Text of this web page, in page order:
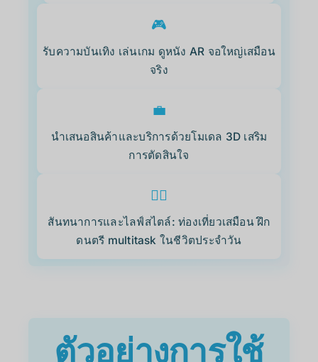
🎮
รับความบันเทิง เล่นเกม ดูหนัง AR จอใหญ่เสมือน
จริง
💼
นำเสนอสินค้าและบริการด้วยโมเดล 3D เสริม
การตัดสินใจ
🏃‍♂️
สันทนาการและไลฟ์สไตล์: ท่องเที่ยวเสมือน ฝึก
ดนตรี multitask ในชีวิตประจำวัน
ตัวอย่างการใช้